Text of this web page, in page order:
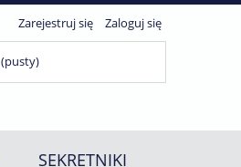
Zarejestruj się Zaloguj się
(pusty)
SEKRETNIKI